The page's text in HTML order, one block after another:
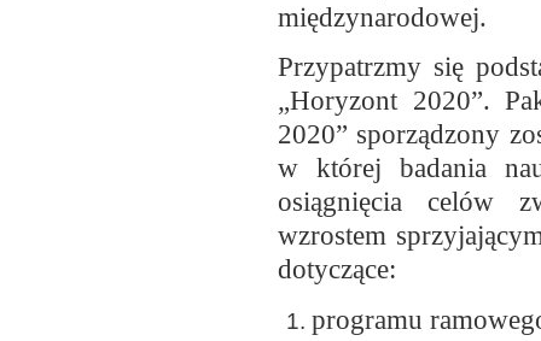
międzynarodowej.
Przypatrzmy się
„Horyzont 2020”.
2020” sporządzony
w której badania
osiągnięcia celów
wzrostem
dotyczące:
programu